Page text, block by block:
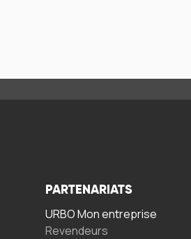
PARTENARIATS
URBO Mon entreprise
Revendeurs